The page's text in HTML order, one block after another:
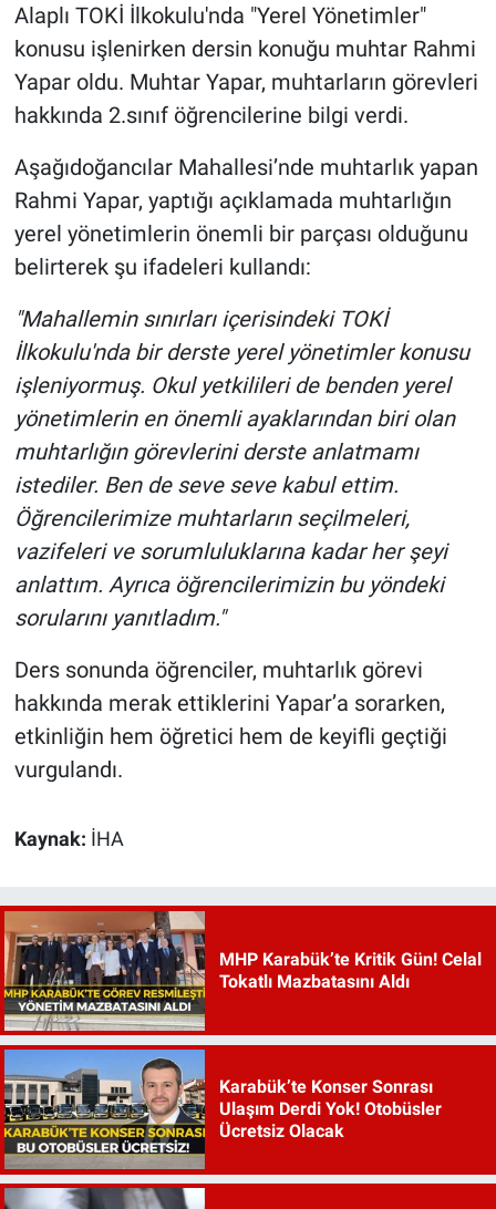
Alaplı TOKİ İlkokulu'nda "Yerel Yönetimler"
konusu işlenirken dersin konuğu muhtar Rahmi
Yapar oldu. Muhtar Yapar, muhtarların görevleri
hakkında 2.sınıf öğrencilerine bilgi verdi.
Aşağıdoğancılar Mahallesi’nde muhtarlık yapan
Rahmi Yapar, yaptığı açıklamada muhtarlığın
yerel yönetimlerin önemli bir parçası olduğunu
belirterek şu ifadeleri kullandı:
"Mahallemin sınırları içerisindeki TOKİ
İlkokulu'nda bir derste yerel yönetimler konusu
işleniyormuş. Okul yetkilileri de benden yerel
yönetimlerin en önemli ayaklarından biri olan
muhtarlığın görevlerini derste anlatmamı
istediler. Ben de seve seve kabul ettim.
Öğrencilerimize muhtarların seçilmeleri,
vazifeleri ve sorumluluklarına kadar her şeyi
anlattım. Ayrıca öğrencilerimizin bu yöndeki
sorularını yanıtladım."
Ders sonunda öğrenciler, muhtarlık görevi
hakkında merak ettiklerini Yapar’a sorarken,
etkinliğin hem öğretici hem de keyifli geçtiği
vurgulandı.
Kaynak: İHA
MHP Karabük’te Kritik Gün! Celal
Tokatlı Mazbatasını Aldı
Karabük’te Konser Sonrası
Ulaşım Derdi Yok! Otobüsler
Ücretsiz Olacak